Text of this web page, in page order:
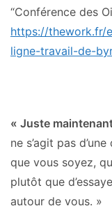
“Conférence des
https://thework.fr/
ligne-travail-de-
« Juste
ne s’agit pas
que vous soyez,
plutôt que
autour de vous. »